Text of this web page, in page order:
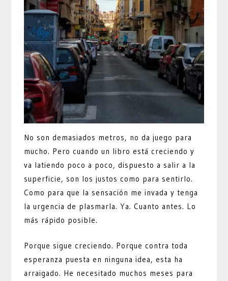
No son demasiados metros, no da juego para
mucho. Pero cuando un libro está creciendo y
va latiendo poco a poco, dispuesto a salir a la
superficie, son los justos como para sentirlo.
Como para que la sensación me invada y tenga
la urgencia de plasmarla. Ya. Cuanto antes. Lo
más rápido posible.
Porque sigue creciendo. Porque contra toda
esperanza puesta en ninguna idea, esta ha
arraigado. He necesitado muchos meses para